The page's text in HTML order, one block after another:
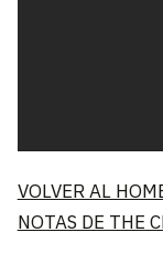
VOLVER AL
NOTAS DE THE